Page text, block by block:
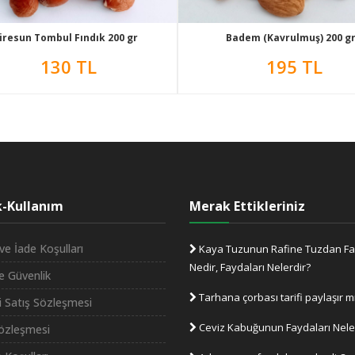
Tombul Fındık 200 gr
130 TL
Badem (Kavrulmuş) 200 gr
195 TL
Kullanım
İade Koşulları
Güvenlik
Sözleşmesi
Merak Ettikleriniz
Kaya Tuzunun Rafine Tuzdan
Nedir, Faydaları Nelerdir?
Tarhana çorbası tarifi paylaşır
Ceviz Kabuğunun Faydaları